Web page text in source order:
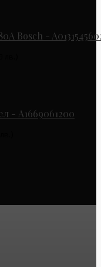
Bosch -
- A1669061200